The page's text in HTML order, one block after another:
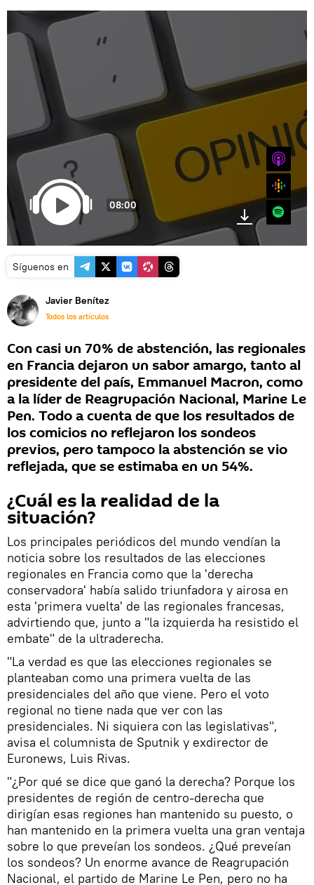
08:00
iTunes
Spotify
Síguenos en
Javier Benítez
Todos los artículos
Con casi un 70% de abstención, las regionales
en Francia dejaron un sabor amargo, tanto al
presidente del país, Emmanuel Macron, como
a la líder de Reagrupación Nacional, Marine Le
Pen. Todo a cuenta de que los resultados de
los comicios no reflejaron los sondeos
previos, pero tampoco la abstención se vio
reflejada, que se estimaba en un 54%.
¿Cuál es la realidad de la
situación?
Los principales periódicos del mundo vendían la
noticia sobre los resultados de las elecciones
regionales en Francia como que la 'derecha
conservadora' había salido triunfadora y airosa en
esta 'primera vuelta' de las regionales francesas,
advirtiendo que, junto a "la izquierda ha resistido el
embate" de la ultraderecha.
"La verdad es que las elecciones regionales se
planteaban como una primera vuelta de las
presidenciales del año que viene. Pero el voto
regional no tiene nada que ver con las
presidenciales. Ni siquiera con las legislativas",
avisa el columnista de Sputnik y exdirector de
Euronews, Luis Rivas.
"¿Por qué se dice que ganó la derecha? Porque los
presidentes de región de centro-derecha que
dirigían esas regiones han mantenido su puesto, o
han mantenido en la primera vuelta una gran ventaja
sobre lo que preveían los sondeos. ¿Qué preveían
los sondeos? Un enorme avance de Reagrupación
Nacional, el partido de Marine Le Pen, pero no ha